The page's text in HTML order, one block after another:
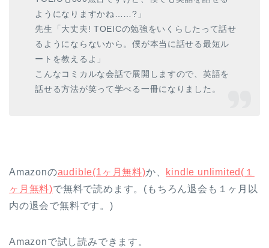
ようになりますかね……?」
先生「大丈夫! TOEICの勉強をいくらしたって話せ
るようにならないから。僕が本当に話せる最短ル
ートを教えるよ」
こんなコミカルな会話で展開しますので、英語を
話せる方法が笑って学べる一冊になりました。
Amazonのaudible(1ヶ月無料)か、 kindle unlimited(１
ヶ月無料)で無料で読めます。(もちろん退会も１ヶ月以
内の退会で無料です。)
Amazonで試し読みできます。